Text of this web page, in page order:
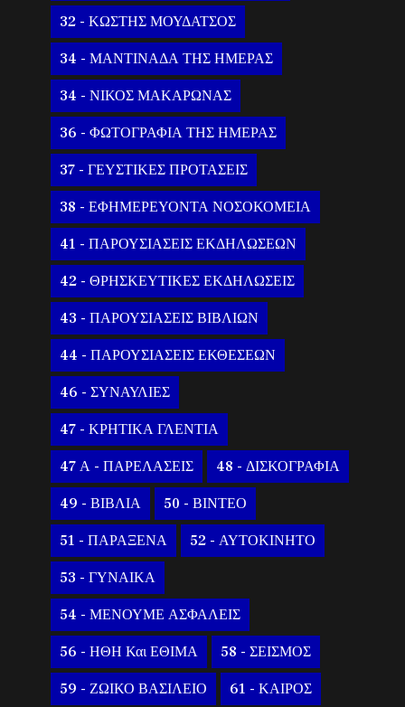
32 - ΚΩΣΤΗΣ ΜΟΥΔΑΤΣΟΣ
34 - ΜΑΝΤΙΝΑΔΑ ΤΗΣ ΗΜΕΡΑΣ
34 - ΝΙΚΟΣ ΜΑΚΑΡΩΝΑΣ
36 - ΦΩΤΟΓΡΑΦΙΑ ΤΗΣ ΗΜΕΡΑΣ
37 - ΓΕΥΣΤΙΚΕΣ ΠΡΟΤΑΣΕΙΣ
38 - ΕΦΗΜΕΡΕΥΟΝΤΑ ΝΟΣΟΚΟΜΕΙΑ
41 - ΠΑΡΟΥΣΙΑΣΕΙΣ ΕΚΔΗΛΩΣΕΩΝ
42 - ΘΡΗΣΚΕΥΤΙΚΕΣ ΕΚΔΗΛΩΣΕΙΣ
43 - ΠΑΡΟΥΣΙΑΣΕΙΣ ΒΙΒΛΙΩΝ
44 - ΠΑΡΟΥΣΙΑΣΕΙΣ ΕΚΘΕΣΕΩΝ
46 - ΣΥΝΑΥΛΙΕΣ
47 - ΚΡΗΤΙΚΑ ΓΛΕΝΤΙΑ
47 Α - ΠΑΡΕΛΑΣΕΙΣ 48 - ΔΙΣΚΟΓΡΑΦΙΑ
49 - ΒΙΒΛΙΑ 50 - ΒΙΝΤΕΟ
51 - ΠΑΡΑΞΕΝΑ 52 - ΑΥΤΟΚΙΝΗΤΟ
53 - ΓΥΝΑΙΚΑ
54 - ΜΕΝΟΥΜΕ ΑΣΦΑΛΕΙΣ
56 - ΗΘΗ Και ΕΘΙΜΑ 58 - ΣΕΙΣΜΟΣ
59 - ΖΩΙΚΟ ΒΑΣΙΛΕΙΟ 61 - ΚΑΙΡΟΣ